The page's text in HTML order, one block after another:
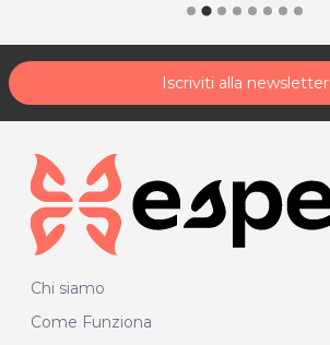
Iscriviti alla newsletter
Chi siamo
Come Funziona